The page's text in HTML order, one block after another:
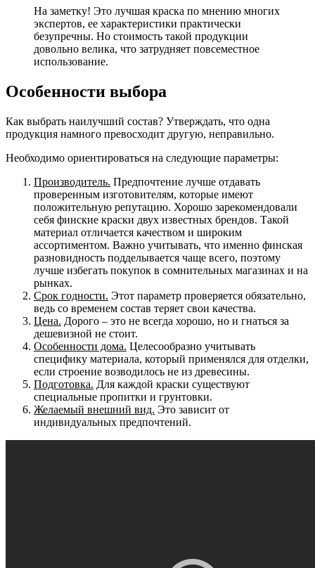
На заметку! Это лучшая краска по мнению многих
экспертов, ее характеристики практически
безупречны. Но стоимость такой продукции
довольно велика, что затрудняет повсеместное
использование.
Особенности выбора
Как выбрать наилучший состав? Утверждать, что одна
продукция намного превосходит другую, неправильно.
Необходимо ориентироваться на следующие параметры:
Производитель. Предпочтение лучше отдавать
проверенным изготовителям, которые имеют
положительную репутацию. Хорошо зарекомендовали
себя финские краски двух известных брендов. Такой
материал отличается качеством и широким
ассортиментом. Важно учитывать, что именно финская
разновидность подделывается чаще всего, поэтому
лучше избегать покупок в сомнительных магазинах и на
рынках.
Срок годности. Этот параметр проверяется обязательно,
ведь со временем состав теряет свои качества.
Цена. Дорого – это не всегда хорошо, но и гнаться за
дешевизной не стоит.
Особенности дома. Целесообразно учитывать
специфику материала, который применялся для отделки,
если строение возводилось не из древесины.
Подготовка. Для каждой краски существуют
специальные пропитки и грунтовки.
Желаемый внешний вид. Это зависит от
индивидуальных предпочтений.